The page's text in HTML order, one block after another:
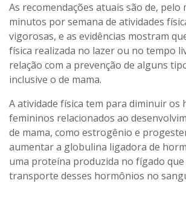
As recomendações atuais são de, pelo
minutos por semana de atividades
vigorosas, e as evidências mostram
física realizada no lazer ou no tempo
relação com a prevenção de alguns
inclusive o de mama.
A atividade física tem para diminuir os
femininos relacionados ao
de mama, como estrogênio e
aumentar a globulina ligadora de
uma proteína produzida no fígado
transporte desses hormônios no